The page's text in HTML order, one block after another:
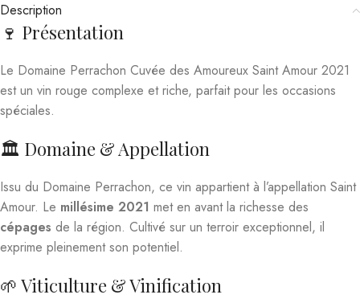
Description
🍷 Présentation
Le Domaine Perrachon Cuvée des Amoureux Saint Amour 2021
est un vin rouge complexe et riche, parfait pour les occasions
spéciales.
🏛️ Domaine & Appellation
Issu du Domaine Perrachon, ce vin appartient à l’appellation Saint
Amour. Le millésime 2021 met en avant la richesse des
cépages de la région. Cultivé sur un terroir exceptionnel, il
exprime pleinement son potentiel.
🌱 Viticulture & Vinification